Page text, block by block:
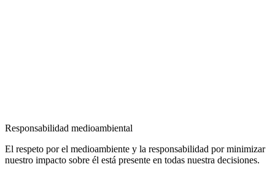
Responsabilidad medioambiental
El respeto por el medioambiente y la responsabilidad por minimizar
nuestro impacto sobre él está presente en todas nuestra decisiones.